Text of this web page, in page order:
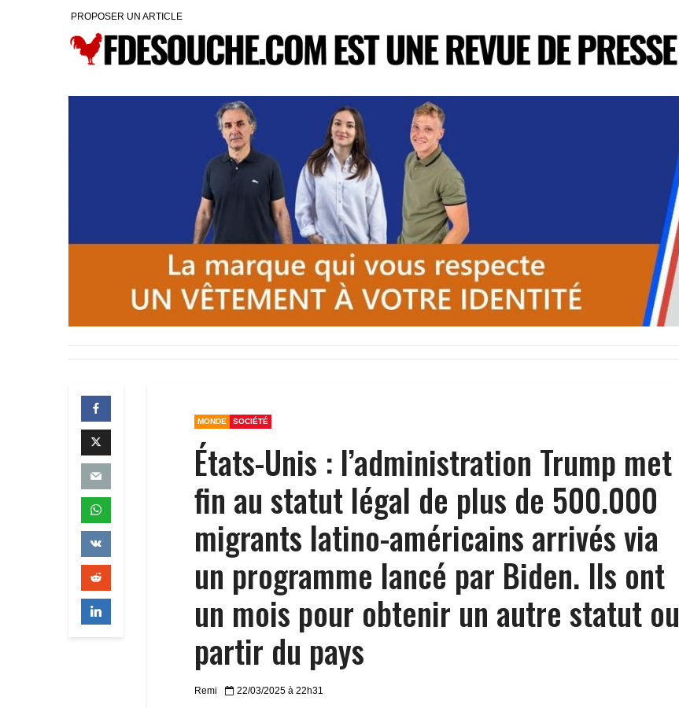
PROPOSER UN ARTICLE
MONDE SOCIÉTÉ
États-Unis : l’administration Trump met
fin au statut légal de plus de 500.000
migrants latino-américains arrivés via
un programme lancé par Biden. Ils ont
un mois pour obtenir un autre statut ou
partir du pays
Remi 22/03/2025 à 22h31